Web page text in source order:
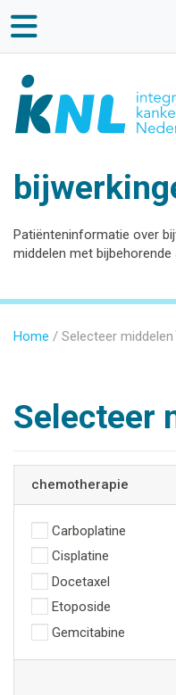
Patiënteninformatie over
middelen met bijbehorende
Home Selecteer middelen
Selecteer
chemotherapie
Carboplatine
Cisplatine
Docetaxel
Etoposide
Gemcitabine